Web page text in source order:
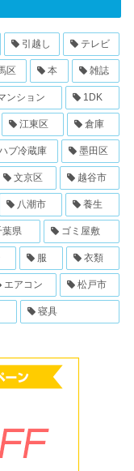
引越し テレビ
区 本 雑誌
ンション 1DK
江東区 倉庫
ブ冷蔵庫 墨田区
文京区 越谷市
八潮市 養生
県 ゴミ屋敷
服 衣類
エアコン 松戸市
寝具